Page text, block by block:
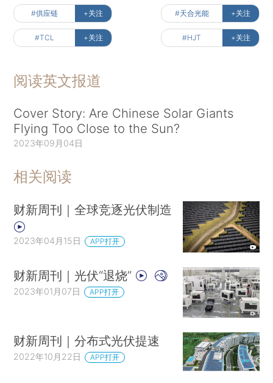
#供应链 +关注 #天合光能 +关注
#TCL +关注 #HJT +关注
阅读英文报道
Cover Story: Are Chinese Solar Giants
Flying Too Close to the Sun?
2023年09月04日
相关阅读
财新周刊｜全球竞逐光伏制造
2023年04月15日 APP打开
财新周刊｜光伏“退烧”
2023年01月07日 APP打开
财新周刊｜分布式光伏提速
2022年10月22日 APP打开